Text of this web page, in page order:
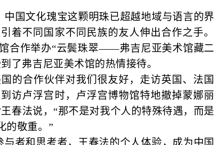
国文化瑰宝这颗明珠已超越地域与语言的界
着不同国家不同民族的友人伸出合作之手。
合作举办“云鬓珠翠——弗吉尼亚美术馆藏二
了弗吉尼亚美术馆的热情接待。
的合作伙伴对我们很友好，走访英国、法国
访卢浮宫时，卢浮宫博物馆特地撤掉蒙娜丽
春法说，“那不是对我个人的特殊待遇，而是
的敬重。”
者和思考者，王春法的个人体验，成为中国